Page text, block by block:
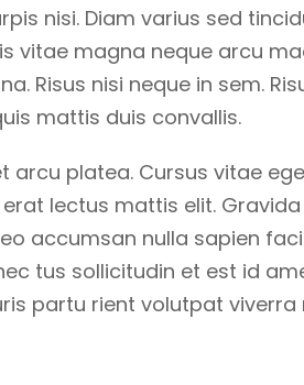
nisi. Diam varius sed
vitae magna neque arcu
Risus nisi neque in sem.
mattis duis convallis.
platea. Cursus vitae
lectus mattis elit.
accumsan nulla sapien
tus sollicitudin et est id
partu rient volutpat